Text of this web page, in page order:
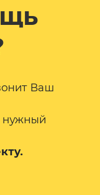
Ваш
нужный